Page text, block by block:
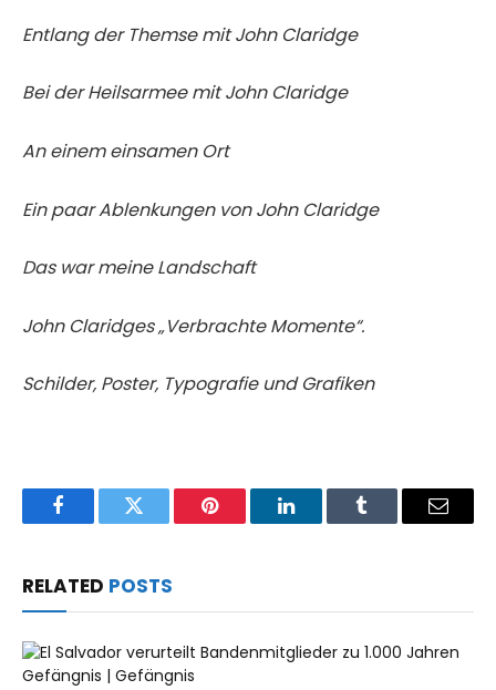
Entlang der Themse mit John Claridge
Bei der Heilsarmee mit John Claridge
An einem einsamen Ort
Ein paar Ablenkungen von John Claridge
Das war meine Landschaft
John Claridges „Verbrachte Momente“.
Schilder, Poster, Typografie und Grafiken
FacebookTwitter Pinterest LinkedInTumblr Email
RELATED POSTS